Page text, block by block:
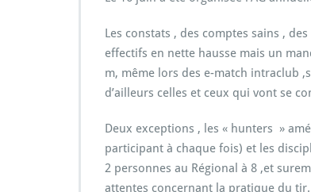
Les constats , des comptes sains ,
effectifs en nette hausse mais un
m, même lors des e-match intraclub
d’ailleurs celles et ceux qui vont se
Deux exceptions , les « hunters »
participant à chaque fois) et les
2 personnes au Régional à 8 ,et
attentes concernant la pratique du tir.